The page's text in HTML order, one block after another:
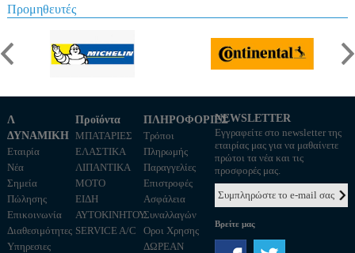
Προμηθευτές
Λ
ΔΥΝΑΜΙΚΗ
Εταιρία
Νέα
Σημεία
Πώλησης
Επικοινωνία
Διαθεσιμότητες
Υπηρεσιες
Προϊόντα
ΜΠΑΤΑΡΙΕΣ
ΕΛΑΣΤΙΚΑ
ΛΙΠΑΝΤΙΚΑ
MOTO
ΕΙΔΗ
ΑΥΤΟΚΙΝΗΤΟΥ
SERVICE A/C
ΠΛΗΡΟΦΟΡΙΕΣ
Τρόποι
Πληρωμής
Παραγγελίες
Επιστροφές
Ασφάλεια
Συναλλαγών
Οροι Χρησης
ΔΩΡΕΑΝ
NEWSLETTER
Εγγραφείτε στο newsletter της
εταιρίας μας για να μαθαίνετε
πρώτοι τα νέα και τις
προσφορές μας.
Βρείτε μας